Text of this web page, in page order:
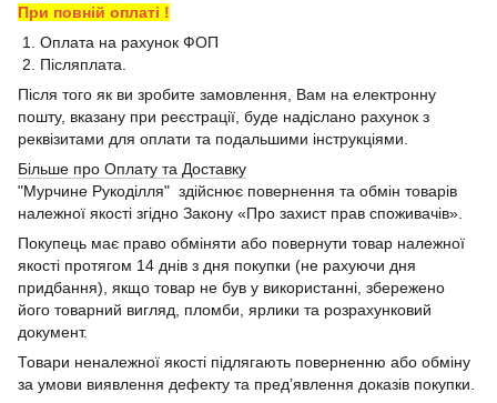
При повній оплаті !
1. Оплата на рахунок ФОП
2. Післяплата.
Після того як ви зробите замовлення, Вам на електронну
пошту, вказану при реєстрації, буде надіслано рахунок з
реквізитами для оплати та подальшими інструкціями.
Більше про Оплату та Доставку
"Мурчине Рукоділля" здійснює повернення та обмін товарів
належної якості згідно Закону «Про захист прав споживачів».
Покупець має право обміняти або повернути товар належної
якості протягом 14 днів з дня покупки (не рахуючи дня
придбання), якщо товар не був у використанні, збережено
його товарний вигляд, пломби, ярлики та розрахунковий
документ.
Товари неналежної якості підлягають поверненню або обміну
за умови виявлення дефекту та пред’явлення доказів покупки.